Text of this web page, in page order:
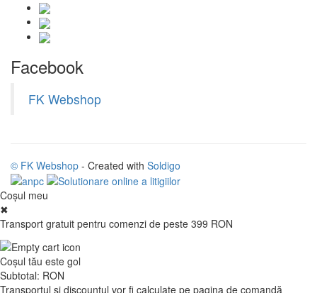
Facebook
FK Webshop
© FK Webshop - Created with Soldigo
Coşul meu
✖
Transport gratuit pentru comenzi de peste 399 RON
Coşul tău este gol
Subtotal: RON
Transportul şi discountul vor fi calculate pe pagina de comandă